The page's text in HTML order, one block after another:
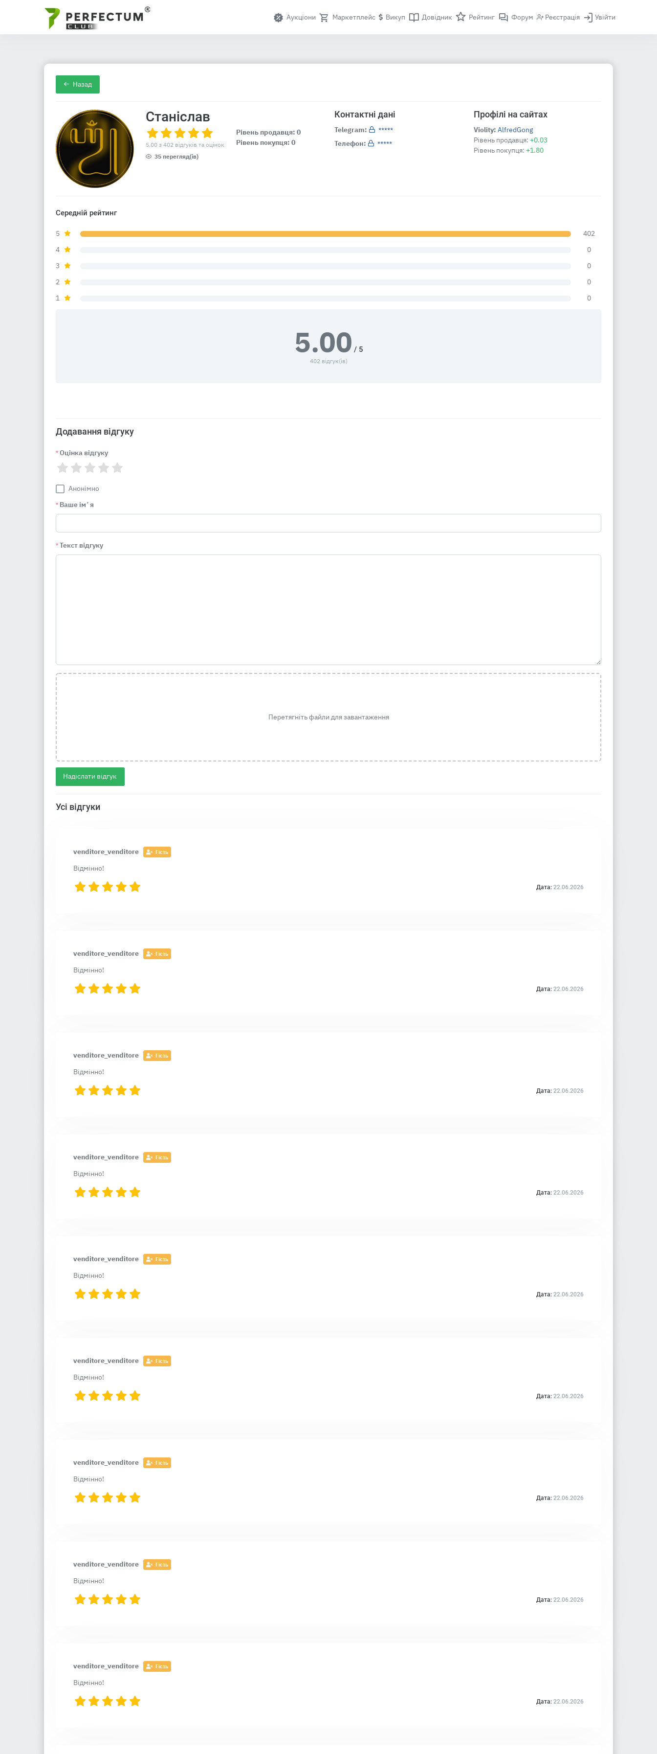
Аукціони Маркетплейс Викуп Довідник Рейтинг Форум Реєстрація Увійти
Назад
Станіслав
5.00 з 402 відгуків та оцінок
35 перегляд(ів)
Рівень продавця: 0
Рівень покупця: 0
Контактні дані
Telegram:
*****
Телефон:
*****
Профілі на сайтах
Violity: AlfredGong
Рівень продавця: +0.03
Рівень покупця: +1.80
Середній рейтинг
5
402
4
0
3
0
2
0
1
0
5.00 / 5
402 відгук(ів)
Додавання відгуку
* Оцінка відгуку
Анонімно
* Ваше імʼя
* Текст відгуку
Перетягніть файли для завантаження
Надіслати відгук
Усі відгуки
venditore_venditore Гість
Відмінно!
Дата: 22.06.2026
venditore_venditore Гість
Відмінно!
Дата: 22.06.2026
venditore_venditore Гість
Відмінно!
Дата: 22.06.2026
venditore_venditore Гість
Відмінно!
Дата: 22.06.2026
venditore_venditore Гість
Відмінно!
Дата: 22.06.2026
venditore_venditore Гість
Відмінно!
Дата: 22.06.2026
venditore_venditore Гість
Відмінно!
Дата: 22.06.2026
venditore_venditore Гість
Відмінно!
Дата: 22.06.2026
venditore_venditore Гість
Відмінно!
Дата: 22.06.2026